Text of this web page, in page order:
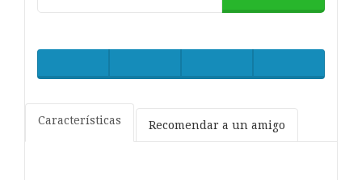
Características Recomendar a un amigo